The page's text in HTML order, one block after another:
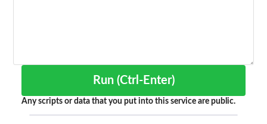
Run (Ctrl-Enter)
Any scripts or data that you put into this service are public.